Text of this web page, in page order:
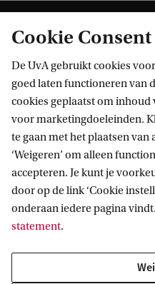
Informatie voor
Bachelorstudiekiezers
Masterstudiekiezers
UvA-studenten
Medewerkers
Journalisten
Alumni
Schooldecanen en vakdocenten
Direct naar
Webmail
Bibliotheek
Vacatures
Huisstijl
Contact
UvA op social media
Cookie Consent
De UvA gebruikt cookies
goed laten functioneren van
cookies geplaatst om inhoud
voor marketingdoeleinden.
te gaan met het plaatsen van
‘Weigeren’ om alleen
accepteren. Je kunt je
door op de link ‘Cookie
onderaan iedere pagina
statement.